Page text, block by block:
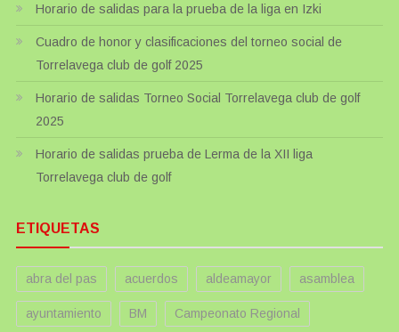
Horario de salidas para la prueba de la liga en Izki
Cuadro de honor y clasificaciones del torneo social de
Torrelavega club de golf 2025
Horario de salidas Torneo Social Torrelavega club de golf
2025
Horario de salidas prueba de Lerma de la XII liga
Torrelavega club de golf
ETIQUETAS
abra del pas acuerdos aldeamayor asamblea
ayuntamiento BM Campeonato Regional